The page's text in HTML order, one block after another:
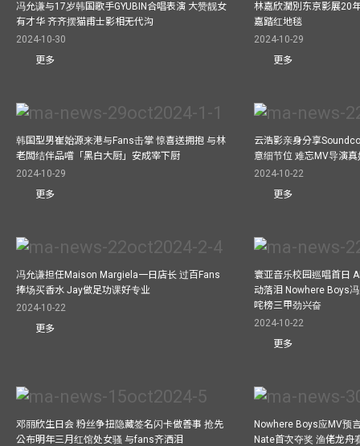
冯允谦与17岁韩国歌手GYUBIN合唱表演 大赞靓女
有才华 齐齐摆猫甫士影相无代沟
2024-10-30
更多
林嘉欣濶別东京影展20
嘉踏红地毯
2024-10-29
更多
韩国型男崔始源来港与Fans击掌 惊喜送拥抱 与林
老闆结伴品嚐「黑白大厨」安成宰下厨
2024-10-29
更多
云浩影亲身分享
意细节位 难忘MV导演
2024-10-22
更多
冯允谦担任Maison Margiela一日店长 过百Fans
捧场买香水 Jay做足功课好专业
2024-10-22
更多
寰亚音乐校园巡唱首日
动落泪 Nowhere Boys
咤榜三甲劲兴奋
2024-10-22
更多
邓丽欣生日会 粉丝争扭隐藏签名闪卡做善事 抢先
公布明年三月红馆处女骚 与fans齐洒泪
Nowhere Boys应MV预
Nate首次夺奖 渔佬龙舟